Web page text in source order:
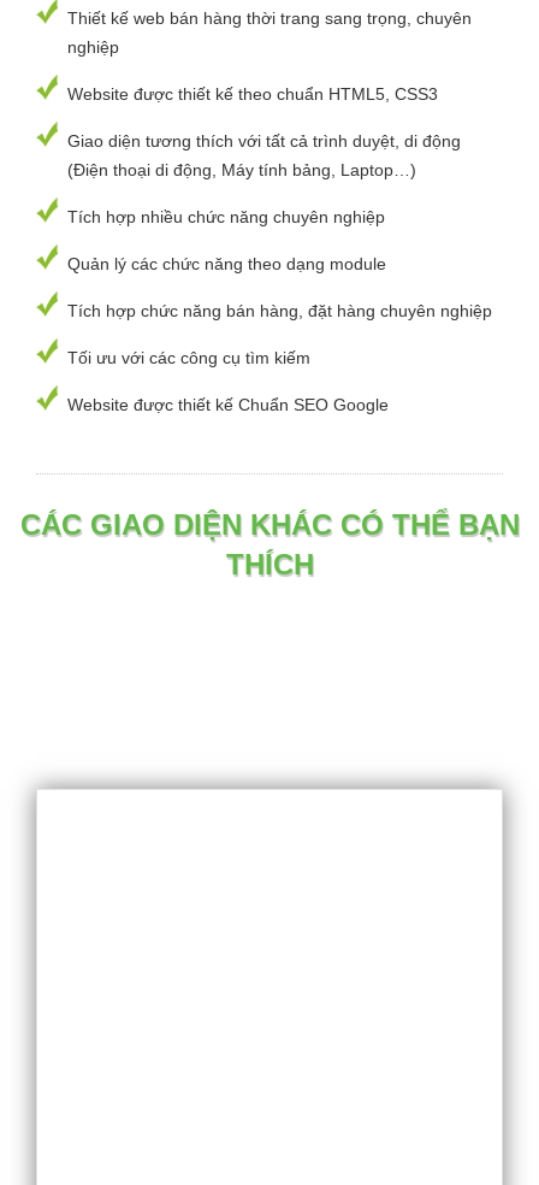
Thiết kế web bán hàng thời trang sang trọng, chuyên
nghiệp
Website được thiết kế theo chuẩn HTML5, CSS3
Giao diện tương thích với tất cả trình duyệt, di động
(Điện thoại di động, Máy tính bảng, Laptop…)
Tích hợp nhiều chức năng chuyên nghiệp
Quản lý các chức năng theo dạng module
Tích hợp chức năng bán hàng, đặt hàng chuyên nghiệp
Tối ưu với các công cụ tìm kiếm
Website được thiết kế Chuẩn SEO Google
CÁC GIAO DIỆN KHÁC CÓ THỂ BẠN
THÍCH